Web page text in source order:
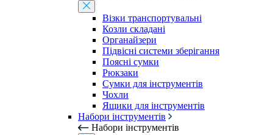
Візки транспортувальні
Козли складані
Органайзери
Підвісні системи зберігання
Поясні сумки
Рюкзаки
Сумки для інструментів
Чохли
Ящики для інструментів
Набори інструментів
Набори інструментів